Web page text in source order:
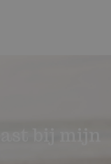
bij mijn